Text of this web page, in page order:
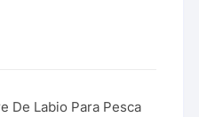
De Labio Para Pesca